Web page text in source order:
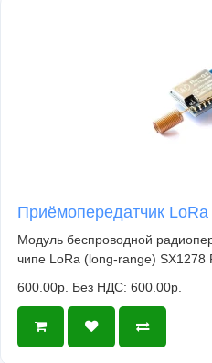
Приёмопередатчик LoRa
Модуль беспроводной
чипе LoRa (long-range) SX1278
600.00р. Без НДС: 600.00р.